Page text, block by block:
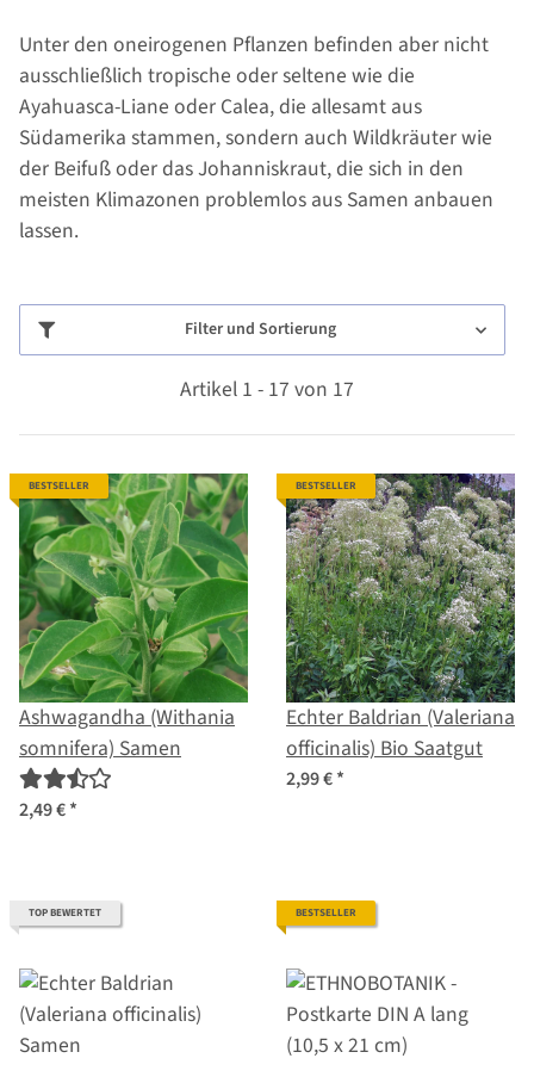
Unter den oneirogenen Pflanzen befinden aber nicht
ausschließlich tropische oder seltene wie die
Ayahuasca-Liane oder Calea, die allesamt aus
Südamerika stammen, sondern auch Wildkräuter wie
der Beifuß oder das Johanniskraut, die sich in den
meisten Klimazonen problemlos aus Samen anbauen
lassen.
Filter und Sortierung
Artikel 1 - 17 von 17
BESTSELLER
Ashwagandha (Withania
somnifera) Samen
2,49 €*
BESTSELLER
Echter Baldrian (Valeriana
officinalis) Bio Saatgut
2,99 €*
TOP BEWERTET BESTSELLER